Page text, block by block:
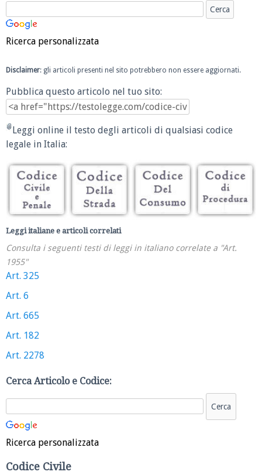
Ricerca personalizzata
Disclaimer: gli articoli presenti nel sito potrebbero non essere aggiornati.
Pubblica questo articolo nel tuo sito:
Leggi online il testo degli articoli di qualsiasi codice
legale in Italia:
Leggi italiane e articoli correlati
Consulta i seguenti testi di leggi in italiano correlate a "Art.
1955"
Art. 325
Art. 6
Art. 665
Art. 182
Art. 2278
Cerca Articolo e Codice:
Ricerca personalizzata
Codice Civile